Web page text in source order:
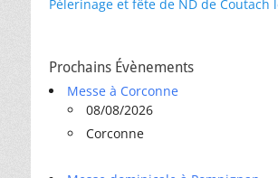
Pèlerinage et fête de ND de Coutach
Prochains Évènements
Messe à Corconne
08/08/2026
Corconne